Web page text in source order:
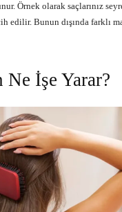
Örnek olarak saçlarınız
edilir. Bunun dışında farklı
İşe Yarar?